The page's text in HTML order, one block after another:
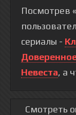
Посмотрев
сериалы -
Невеста, а
Смотреть